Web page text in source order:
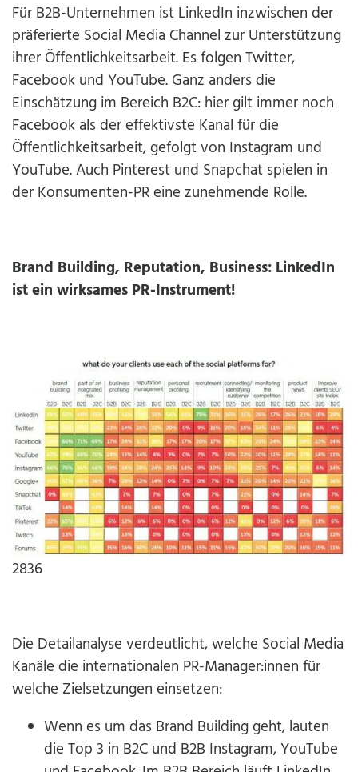
Für B2B-Unternehmen ist LinkedIn inzwischen der
präferierte Social Media Channel zur Unterstützung
ihrer Öffentlichkeitsarbeit. Es folgen Twitter,
Facebook und YouTube. Ganz anders die
Einschätzung im Bereich B2C: hier gilt immer noch
Facebook als der effektivste Kanal für die
Öffentlichkeitsarbeit, gefolgt von Instagram und
YouTube. Auch Pinterest und Snapchat spielen in
der Konsumenten-PR eine zunehmende Rolle.
Brand Building, Reputation, Business: LinkedIn
ist ein wirksames PR-Instrument!
2836
Die Detailanalyse verdeutlicht, welche Social Media
Kanäle die internationalen PR-Manager:innen für
welche Zielsetzungen einsetzen:
Wenn es um das Brand Building geht, lauten
die Top 3 in B2C und B2B Instagram, YouTube